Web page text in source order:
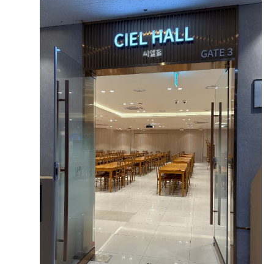
저를 발견했습니다. (개인적인 팁인데, 떨리는 거 걱정되시
는 분들 인데놀!! 꼭 드세요 저는 미리 복용해서 그런지 떨
리는거 전혀 없이 입장할 수 있었습니다.) 예식 도우미분들
의 매끄러운 안내 덕분에 전체적인 진행은 차질 없이 잘 마
무리되었습니다. ​ 하객 수 정산 및 연회장 예식 당일 아침
에 눈이 오고 교통 상황이 안 좋아 아버님 측 지방 하객분들
중 일부가 다른 예식장으로 잘못 가시는 일이 있었습니다.
그래서 보증인원 350명을 겨우 맞췄습니다. 동생이 가방순
이를 맡아 제 지인들에게 따로 축의금 받고 챙겨준 식권만
50장이 넘었는데, 개혼이라 그런지 다행히 정산 후 돈이 부
족하지 않고 남았습니다. (다행,,^^) 하객 인원이 많아 연
회장은 2곳으로 나누어 배정받았습니다. 인사 돌 때 연회
장 두 곳을 다 가야해서 조금 번거로웠고 왜 이렇게 늦게 내
려오냐는 말도 좀 듣긴 했는데,,^^ 그래도 2곳으로 나눠져
서 인원수에 비해 혼잡함이 덜했고, 시간 압박이나 자리가
부족한 현상 없이 식사가 순조롭게 진행되었습니다. 음식
맛도 괜찮아서 하객분들의 만족도가 높았습니다. 우려했던
본식 스냅이나 하객 동선 문제없이 전반적으로 꽤나 만족
장식도 만족스러웠고, 대형 LED 스크린도 저에겐 좋았습
니다. 하객 입장에서도 홀이 넓어 답답하지 않고, 주차 공
간이 넉넉해 자차 이용 하객들도 편할 것 같았습니다. 지하
철역과도 연결되어 있어 교통 접근성이 좋았고, 저희 부부
의 집(마포+은평 권역)과도 가깝고 양가 지인, 직장 동료들
동선까지 두루 편해서 위치 면에서 고민할 필요가 없었습
니다. 3주 차 토요일에 세 번째 베뉴까지 다 돌아본 후 바로
그날 홀딩 전화를 드렸고, 다음 날인 일요일에 바로 계약하
러 갔습니다. '밝은 홀의 정석'이라는 느낌으로 마음을 완
전히 사로잡은 곳이었어서 밝은 홀 찾으시는 신부님들은
한번쯤 둘러보시는거 추천드립니다.
지여닝 계약후기
2026-07-19 19명 읽음 + 카페
+2
오늘은 서울 마포 상암 디엠씨타워웨딩 펠리체홀 상담후기
와 계약하게 된 이유를 포스팅하려 합니다. 서울 마포,상암
쪽으로 예식장을 알아보시는 분들한테 작은 도움이 되기를
바라며... 시작합니다. [웨딩홀] 저는 결혼준비를 하면서
생각했던 홀은 무조건 밝은 홀!! 이였는데요. 아는 언니가
디엠씨웨딩 그랜드볼룸홀에서 결혼을 해서 알던 곳이였어
더 보기